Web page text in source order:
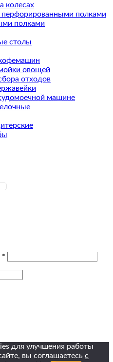
колесах
полками
полками
столы
овощей
отходов
машине
*
для улучшения работы
вы соглашаетесь с